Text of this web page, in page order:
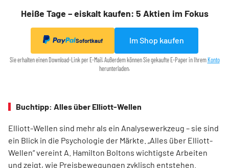
Heiße Tage – eiskalt kaufen: 5 Aktien im Fokus
Sofortkauf Im Shop kaufen
Sie erhalten einen Download-Link per E-Mail. Außerdem können Sie gekaufte E-Paper in IhremKonto
herunterladen.
Buchtipp: Alles über Elliott-Wellen
Elliott-Wellen sind mehr als ein Analysewerkzeug – sie sind
ein Blick in die Psychologie der Märkte. „Alles über Elliott-
Wellen“ vereint A. Hamilton Boltons wichtigste Arbeiten
und zeigt, wie Preisbewegungen zyklisch entstehen.